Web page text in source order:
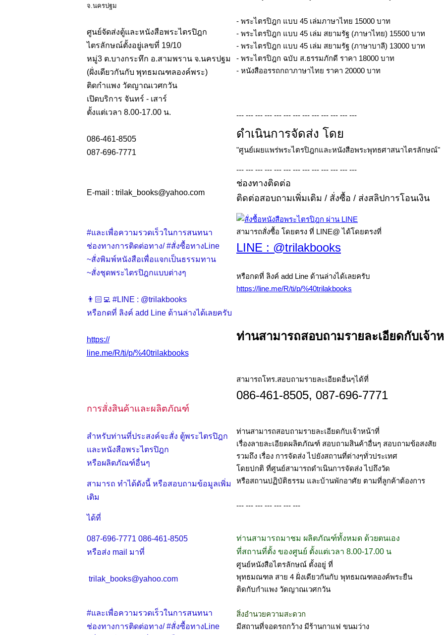
ศูนย์จัดส่งตู้และหนังสือพระไตรปิฎก
ไตรลักษณ์ตั้งอยู่เลขที่ 19/10
หมู่3 ต.บางกระทึก อ.สามพราน จ.นครปฐม
(ฝั่งเดียวกันกับ พุทธมณฑลองค์พระ)
ติดกำแพง วัดญาณเวศกวัน
เปิดบริการ จันทร์ - เสาร์
ตั้งแต่เวลา 8.00-17.00 น.
086-461-8505
087-696-7771
E-mail : trilak_books@yahoo.com
#และเพื่อความรวดเร็วในการสนทนา
ช่องทางการติดต่อทาง/ #สั่งซื้อทางLine
~สั่งพิมพ์หนังสือเพื่อแจกเป็นธรรมทาน
~สั่งชุดพระไตรปิฎกแบบต่างๆ
👨🏻‍💻 #LINE : @trilakbooks
หรือกดที่ ลิงค์ add Line ด้านล่างได้เลยครับ
https://
line.me/R/ti/p/%40trilakbooks
การสั่งสินค้าและผลิตภัณฑ์
สำหรับท่านที่ประสงค์จะสั่ง ตู้พระไตรปิฎก
และหนังสือพระไตรปิฎก
หรือผลิตภัณฑ์อื่นๆ
สามารถ ทำได้ดังนี้ หรือสอบถามข้อมูลเพิ่ม
เติม
ได้ที่
087-696-7771 086-461-8505
หรือส่ง mail มาที่
trilak_books@yahoo.com
#และเพื่อความรวดเร็วในการสนทนา
ช่องทางการติดต่อทาง/ #สั่งซื้อทางLine
- พระไตรปิฎก แบบ 45 เล่มภาษาไทย 15000 บาท
- พระไตรปิฎก แบบ 45 เล่ม สยามรัฐ (ภาษาไทย) 15500 บาท
- พระไตรปิฎก แบบ 45 เล่ม สยามรัฐ (ภาษาบาลี) 13000 บาท
- พระไตรปิฎก ฉบับ ส.ธรรมภักดี ราคา 18000 บาท
- หนังสืออรรถกถาภาษาไทย ราคา 20000 บาท
--- --- --- --- --- --- --- --- --- --- --- --- ---
ดำเนินการจัดส่ง โดย
"ศูนย์เผยแพร่พระไตรปิฎกและหนังสือพระพุทธศาสนาไตรลักษณ์"
--- --- --- --- --- --- --- --- --- --- --- --- ---
ช่องทางติดต่อ
ติดต่อสอบถามเพิ่มเติม / สั่งซื้อ / ส่งสลิปการโอนเงิน
สามารถสั่งซื้อ โดยตรง ที่ LINE@ ได้โดยตรงที่
LINE : @trilakbooks
หรือกดที่ ลิงค์ add Line ด้านล่างได้เลยครับ
https://line.me/R/ti/p/%40trilakbooks
ท่านสามารถสอบถามรายละเอียดกับเจ้า
สามารถโทร.สอบถามรายละเอียดอื่นๆได้ที่
086-461-8505, 087-696-7771
ท่านสามารถสอบถามรายละเอียดกับเจ้าหน้าที่
เรื่องลายละเอียดผลิตภัณฑ์ สอบถามสินค้าอื่นๆ สอบถามข้อสงสัย
รวมถึง เรื่อง การจัดส่ง ไปยังสถานที่ต่างๆทั่วประเทศ
โดยปกติ ที่ศูนย์สามารถดำเนินการจัดส่ง ไปถึงวัด
หรือสถานปฏิบัติธรรม และบ้านพักอาศัย ตามที่ลูกค้าต้องการ
--- --- --- --- --- --- ---
ท่านสามารถมาชม ผลิตภัณฑ์ทั้งหมด ด้วยตนเอง
ที่สถานที่ตั้ง ของศูนย์ ตั้งแต่เวลา 8.00-17.00 น
ศูนย์หนังสือไตรลักษณ์ ตั้งอยู่ ที่
พุทธมณฑล สาย 4 ฝั่งเดียวกันกับ พุทธมณฑลองค์พระยืน
ติดกับกำแพง วัดญาณเวศกวัน
สิ่งอำนวยความสะดวก
มีสถานที่จอดรถกว้าง มีร้านกาแฟ ขนมว่าง